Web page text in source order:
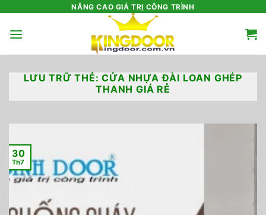
nội
NÂNG CAO GIÁ TRỊ CÔNG TRÌNH
LƯU TRỮ THẺ:CỬA NHỰA ĐÀI LOAN GHÉP
THANH GIÁ RẺ
30
Th7